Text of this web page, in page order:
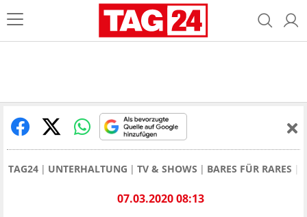
TAG24 UNTERHALTUNG TV & SHOWS BARES FÜR RARES
07.03.2020 08:13